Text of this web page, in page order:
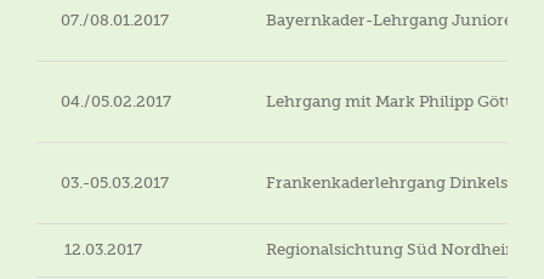
07./08.01.2017 Bayernkader-Lehrgang
04./05.02.2017 Lehrgang mit Mark Philipp Götting
03.-05.03.2017 Frankenkaderlehrgang
12.03.2017 Regionalsichtung Süd Nordheim